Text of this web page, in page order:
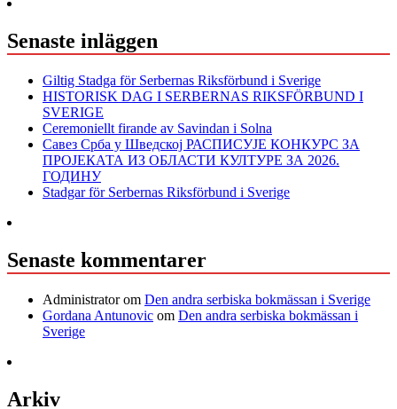
Senaste inläggen
Giltig Stadga för Serbernas Riksförbund i Sverige
HISTORISK DAG I SERBERNAS RIKSFÖRBUND I
SVERIGE
Ceremoniellt firande av Savindan i Solna
Савез Срба у Шведској РАСПИСУЈЕ КОНКУРС ЗА
ПРОЈЕКАТА ИЗ ОБЛАСТИ КУЛТУРЕ ЗА 2026.
ГОДИНУ
Stadgar för Serbernas Riksförbund i Sverige
Senaste kommentarer
Administratorom Den andra serbiska bokmässan i Sverige
Gordana Antunovic om Den andra serbiska bokmässan i
Sverige
Arkiv